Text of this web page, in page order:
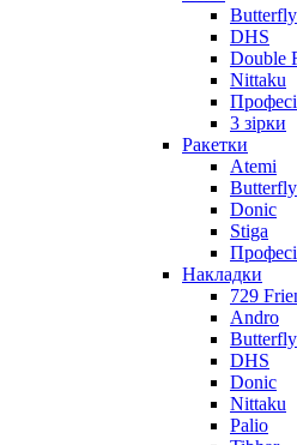
Butterfly
DHS
Double
Nittaku
3 зірки
Ракетки
Atemi
Butterfly
Donic
Stiga
Накладки
729
Andro
Butterfly
DHS
Donic
Nittaku
Palio